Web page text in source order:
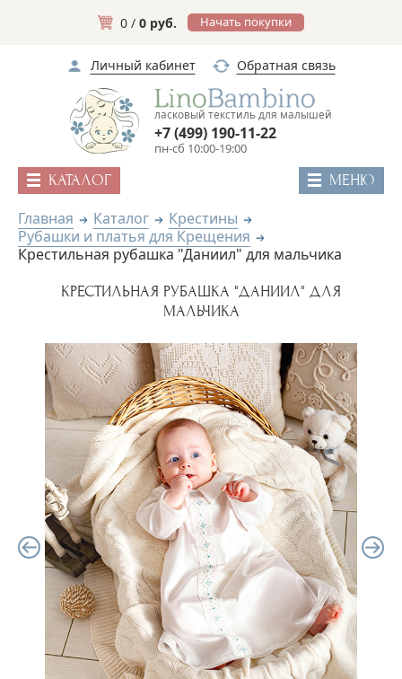
0 / 0 руб. Начать покупки
Личный кабинет Обратная связь
ласковый текстиль для малышей
пн-сб 10:00-19:00
+7 (499) 190-11-22
КАТАЛОГ МЕНЮ
Главная Каталог
Крестины
Рубашки и платья для Крещения
Крестильная рубашка "Даниил" для мальчика
КРЕСТИЛЬНАЯ РУБАШКА "ДАНИИЛ" ДЛЯ
МАЛЬЧИКА